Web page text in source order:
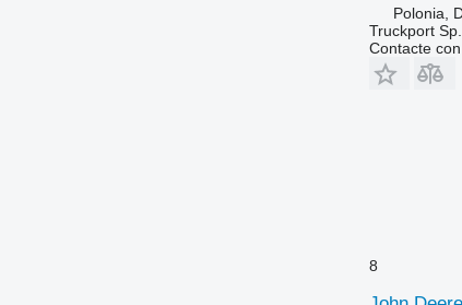
Polonia,
Truckport
Contacte
8